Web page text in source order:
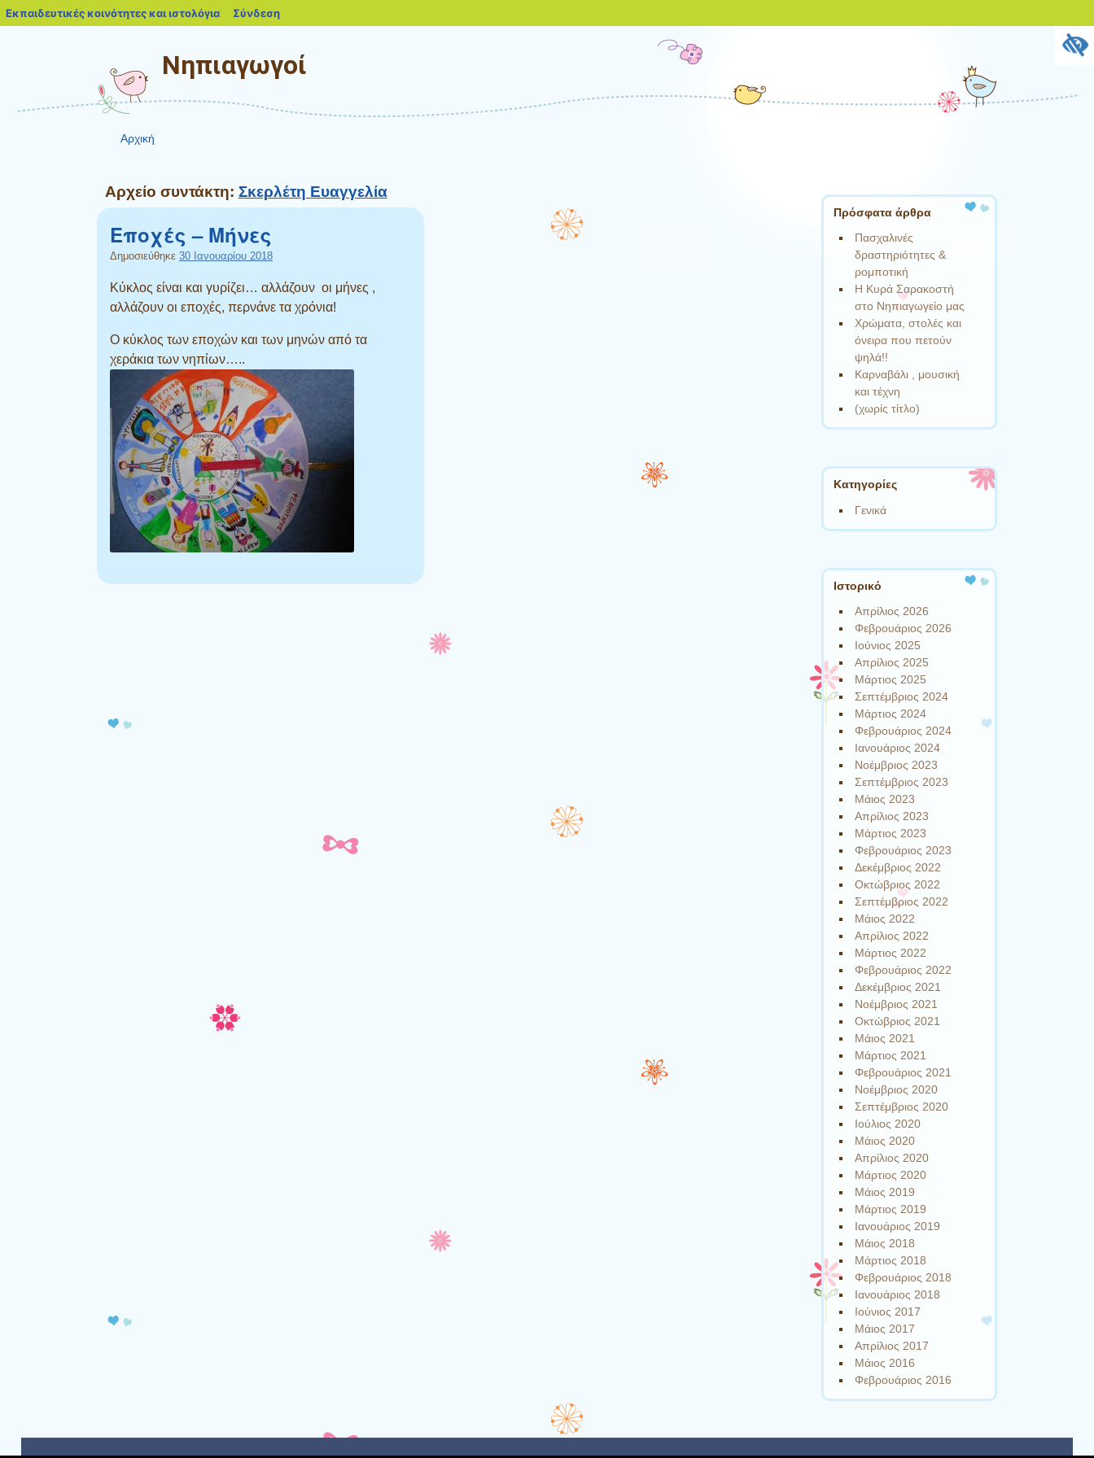
Νηπιαγωγοί
Αρχική
Αρχείο συντάκτη: Σκερλέτη Ευαγγελία
Εποχές – Μήνες
Δημοσιεύθηκε 30 Ιανουαρίου 2018
Κύκλος είναι και γυρίζει… αλλάζουν οι μήνες ,
αλλάζουν οι εποχές, περνάνε τα χρόνια!
Ο κύκλος των εποχών και των μηνών από τα
χεράκια των νηπίων…..
Πρόσφατα άρθρα
Πασχαλινές
δραστηριότητες &
ρομποτική
Η Κυρά Σαρακοστή
στο Νηπιαγωγείο μας
Χρώματα, στολές και
όνειρα που πετούν
ψηλά!!
Καρναβάλι , μουσική
και τέχνη
(χωρίς τίτλο)
Kατηγορίες
Γενικά
Ιστορικό
Απρίλιος 2026
Φεβρουάριος 2026
Ιούνιος 2025
Απρίλιος 2025
Μάρτιος 2025
Σεπτέμβριος 2024
Μάρτιος 2024
Φεβρουάριος 2024
Ιανουάριος 2024
Νοέμβριος 2023
Σεπτέμβριος 2023
Μάιος 2023
Απρίλιος 2023
Μάρτιος 2023
Φεβρουάριος 2023
Δεκέμβριος 2022
Οκτώβριος 2022
Σεπτέμβριος 2022
Μάιος 2022
Απρίλιος 2022
Μάρτιος 2022
Φεβρουάριος 2022
Δεκέμβριος 2021
Νοέμβριος 2021
Οκτώβριος 2021
Μάιος 2021
Μάρτιος 2021
Φεβρουάριος 2021
Νοέμβριος 2020
Σεπτέμβριος 2020
Ιούλιος 2020
Μάιος 2020
Απρίλιος 2020
Μάρτιος 2020
Μάιος 2019
Μάρτιος 2019
Ιανουάριος 2019
Μάιος 2018
Μάρτιος 2018
Φεβρουάριος 2018
Ιανουάριος 2018
Ιούνιος 2017
Μάιος 2017
Απρίλιος 2017
Μάιος 2016
Φεβρουάριος 2016
Εκπαιδευτικές κοινότητες και ιστολόγια blogs.sch.gr
Σύνδεση